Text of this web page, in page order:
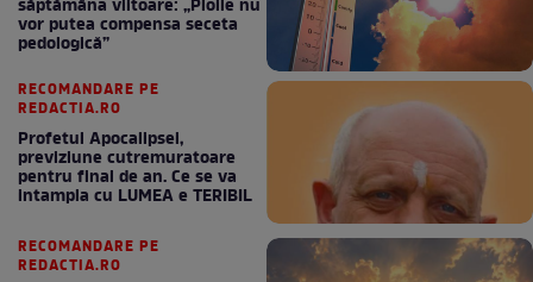
săptămâna viitoare: „Ploile nu
vor putea compensa seceta
pedologică”
RECOMANDARE PE
REDACTIA.RO
Profetul Apocalipsei,
previziune cutremuratoare
pentru final de an. Ce se va
intampla cu LUMEA e TERIBIL
RECOMANDARE PE
REDACTIA.RO